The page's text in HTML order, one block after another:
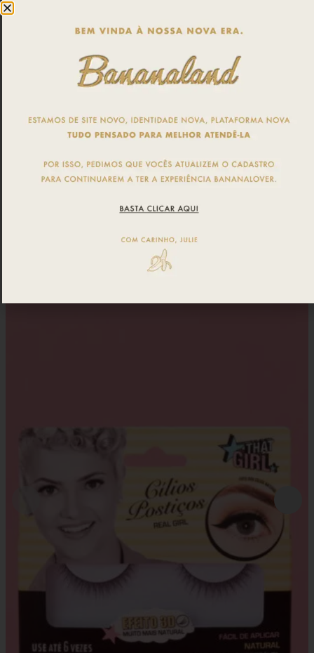
cílios postiços da embalagem. Coloque-os
sobre a linha da pálpebra e confira se o
tamanho é compatível com o tamanho dos
seus olhos. Caso necessário, apare com uma
Aplique a cola em toda a linha dos cílios e
espere secar por 40 segundos.
perto possível da raiz dos seus cílios
pressionando com a pinça até as
Finalize aplicando uma máscara de cílios.
PRODUTOS RELACIONADOS